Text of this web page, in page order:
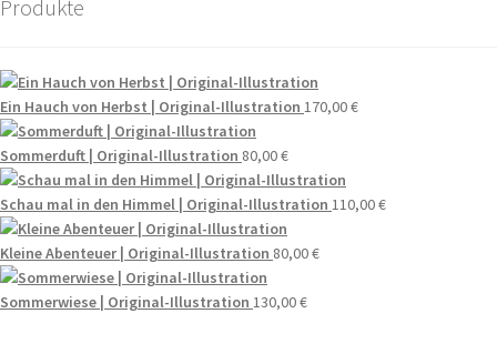
Produkte
Ein Hauch von Herbst | Original-Illustration 170,00€
Sommerduft | Original-Illustration 80,00€
Schau mal in den Himmel | Original-Illustration 110,00€
Kleine Abenteuer | Original-Illustration 80,00€
Sommerwiese | Original-Illustration 130,00€